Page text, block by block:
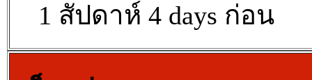
1 สัปดาห์ 4 days ก่อน